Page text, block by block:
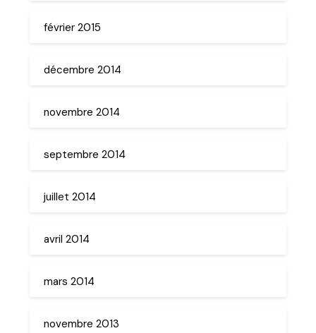
février 2015
décembre 2014
novembre 2014
septembre 2014
juillet 2014
avril 2014
mars 2014
novembre 2013